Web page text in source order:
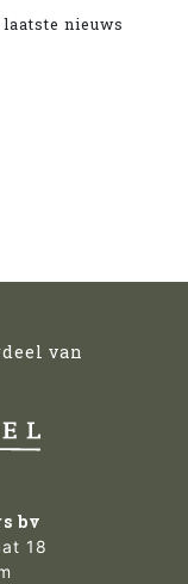
nieuws
van
bv
18